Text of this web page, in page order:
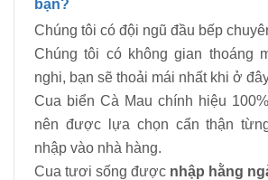
bạn?
Chúng tôi có đội ngũ đầu bếp
Chúng tôi có không gian thoáng
nghi, bạn sẽ thoải mái nhất khi ở
Cua biển Cà Mau chính hiệu
nên được lựa chọn cẩn thận
nhập vào nhà hàng.
Cua tươi sống được nhập hằng